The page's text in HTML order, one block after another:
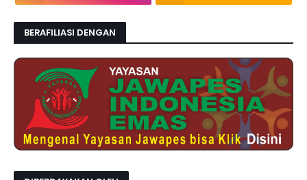
BERAFILIASI DENGAN